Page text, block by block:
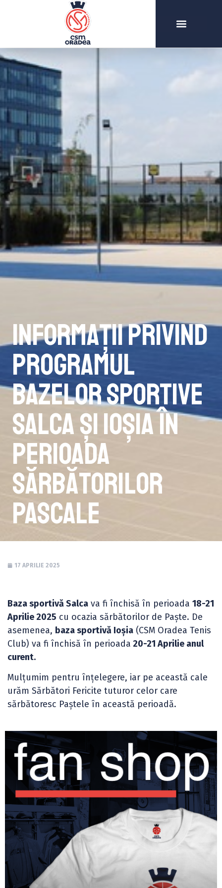
Informații privind
programul
bazelor sportive
Salca și Ioșia în
perioada
sărbătorilor
pascale
17 APRILIE 2025
Baza sportivă Salca va fi închisă în perioada 18-21
Aprilie 2025 cu ocazia sărbătorilor de Paște. De
asemenea, baza sportivă Ioșia (CSM Oradea Tenis
Club) va fi închisă în perioada 20-21 Aprilie anul
curent.
Mulțumim pentru înțelegere, iar pe această cale
urăm Sărbători Fericite tuturor celor care
sărbătoresc Paștele în această perioadă.